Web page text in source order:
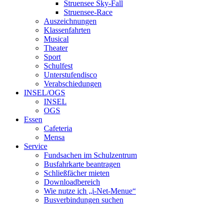
Struensee Sky-Fall
Struensee-Race
Auszeichnungen
Klassenfahrten
Musical
Theater
Sport
Schulfest
Unterstufendisco
Verabschiedungen
INSEL/OGS
INSEL
OGS
Essen
Cafeteria
Mensa
Service
Fundsachen im Schulzentrum
Busfahrkarte beantragen
Schließfächer mieten
Downloadbereich
Wie nutze ich „i-Net-Menue“
Busverbindungen suchen